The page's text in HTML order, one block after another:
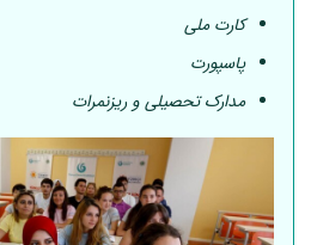
کارت ملی
پاسپورت
مدارک تحصیلی و ریزنمرات